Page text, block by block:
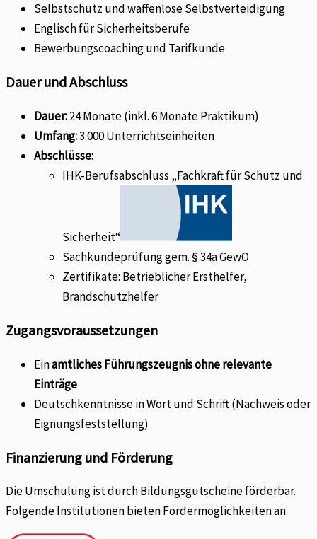
Selbstschutz und waffenlose Selbstverteidigung
Englisch für Sicherheitsberufe
Bewerbungscoaching und Tarifkunde
Dauer und Abschluss
Dauer:24 Monate (inkl. 6 Monate Praktikum)
Umfang:3.000 Unterrichtseinheiten
Abschlüsse:
IHK-Berufsabschluss „Fachkraft für Schutz und
Sicherheit“
Sachkundeprüfung gem. § 34a GewO
Zertifikate: Betrieblicher Ersthelfer,
Brandschutzhelfer
Zugangsvoraussetzungen
Einamtliches Führungszeugnis ohne relevante
Einträge
Deutschkenntnisse in Wort und Schrift (Nachweis oder
Eignungsfeststellung)
Finanzierung und Förderung
Die Umschulung ist durch Bildungsgutscheine förderbar.
Folgende Institutionen bieten Fördermöglichkeiten an: